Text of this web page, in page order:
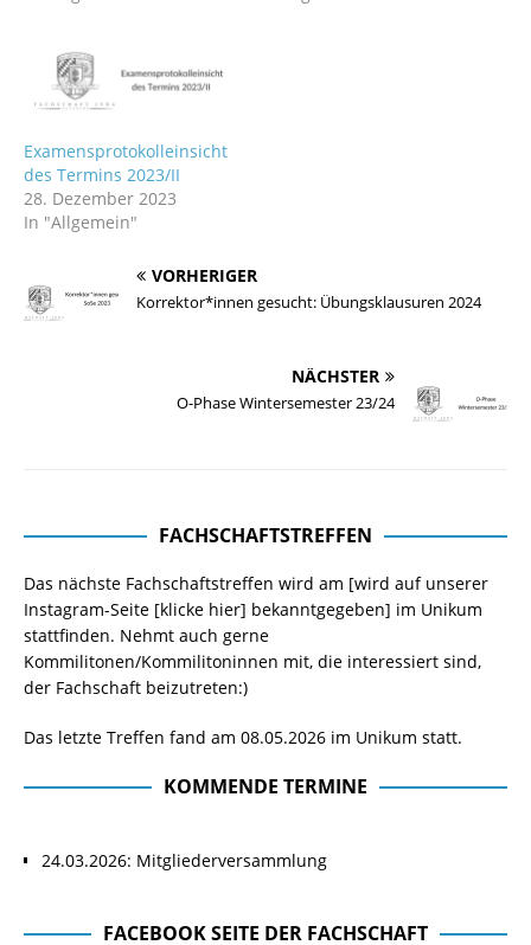
Examensprotokolleinsicht
des Termins 2023/II
28. Dezember 2023
In "Allgemein"
VORHERIGER
Korrektor*innen gesucht: Übungsklausuren 2024
NÄCHSTER
O-Phase Wintersemester 23/24
FACHSCHAFTSTREFFEN
Das nächste Fachschaftstreffen wird am [wird auf unserer
Instagram-Seite [klicke hier] bekanntgegeben] im Unikum
stattfinden. Nehmt auch gerne
Kommilitonen/Kommilitoninnen mit, die interessiert sind,
der Fachschaft beizutreten:)
Das letzte Treffen fand am 08.05.2026 im Unikum statt.
KOMMENDE TERMINE
24.03.2026: Mitgliederversammlung
FACEBOOK SEITE DER FACHSCHAFT